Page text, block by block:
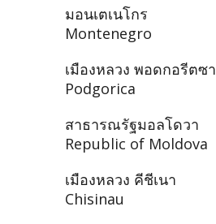
มอนเตเนโกร
Montenegro
เมืองหลวง พอดกอรีตซา
Podgorica
สาธารณรัฐมอลโดวา
Republic of Moldova
เมืองหลวง คีชีเนา
Chisinau